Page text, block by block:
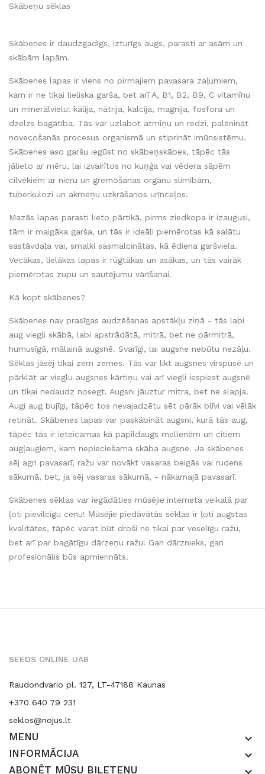
Skābeņu sēklas
Skābenes ir daudzgadīgs, izturīgs augs, parasti ar asām un
skābām lapām.
Skābenes lapas ir viens no pirmajiem pavasara zaļumiem,
kam ir ne tikai lieliska garša, bet arī A, B1, B2, B9, C vitamīnu
un minerālvielu: kālija, nātrija, kalcija, magnija, fosfora un
dzelzs bagātība. Tās var uzlabot atmiņu un redzi, palēnināt
novecošanās procesus organismā un stiprināt imūnsistēmu.
Skābenes aso garšu iegūst no skābeņskābes, tāpēc tās
jālieto ar mēru, lai izvairītos no kuņģa vai vēdera sāpēm
cilvēkiem ar nieru un gremošanas orgānu slimībām,
tuberkulozi un akmeņu uzkrāšanos urīnceļos.
Mazās lapas parasti lieto pārtikā, pirms ziedkopa ir izaugusi,
tām ir maigāka garša, un tās ir ideāli piemērotas kā salātu
sastāvdaļa vai, smalki sasmalcinātas, kā ēdiena garšviela.
Vecākas, lielākas lapas ir rūgtākas un asākas, un tās vairāk
piemērotas zupu un sautējumu vārīšanai.
Kā kopt skābenes?
Skābenes nav prasīgas audzēšanas apstākļu ziņā - tās labi
aug viegli skābā, labi apstrādātā, mitrā, bet ne pārmitrā,
humusīgā, mālainā augsnē. Svarīgi, lai augsne nebūtu nezāļu.
Sēklas jāsēj tikai zem zemes. Tās var likt augsnes virspusē un
pārklāt ar vieglu augsnes kārtiņu vai arī viegli iespiest augsnē
un tikai nedaudz nosegt. Augsni jāuztur mitra, bet ne slapja.
Augi aug bujīgi, tāpēc tos nevajadzētu sēt pārāk blīvi vai vēlāk
retināt. Skābenes lapas var paskābināt augsni, kurā tās aug,
tāpēc tās ir ieteicamas kā papildaugs mellenēm un citiem
augļaugiem, kam nepieciešama skāba augsne. Ja skābenes
sēj agri pavasarī, ražu var novākt vasaras beigās vai rudens
sākumā, bet, ja sēj vasaras sākumā, - nākamajā pavasarī.
Skābenes sēklas var iegādāties mūsējie interneta veikalā par
ļoti pievilcīgu cenu! Mūsējie piedāvātās sēklas ir ļoti augstas
kvalitātes, tāpēc varat būt droši ne tikai par veselīgu ražu,
bet arī par bagātīgu dārzeņu ražu! Gan dārznieks, gan
profesionālis būs apmierināts.
SEEDS ONLINE UAB
Raudondvario pl. 127, LT-47188 Kaunas
+370 640 79 231
seklos@nojus.lt
MENU keyboard_arrow_down
INFORMĀCIJA keyboard_arrow_down
ABONĒT MŪSU BIĻETENU